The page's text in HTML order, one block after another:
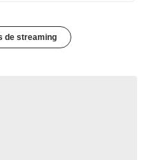
de streaming